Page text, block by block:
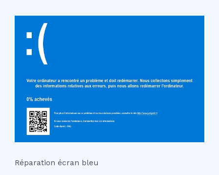
Réparation écran bleu